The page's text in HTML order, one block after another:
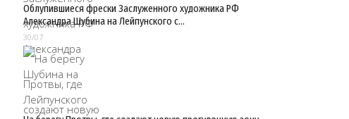
Облупившиеся фрески Заслуженного художника РФ
Александра Шубина на Лейпунского с…
30/07